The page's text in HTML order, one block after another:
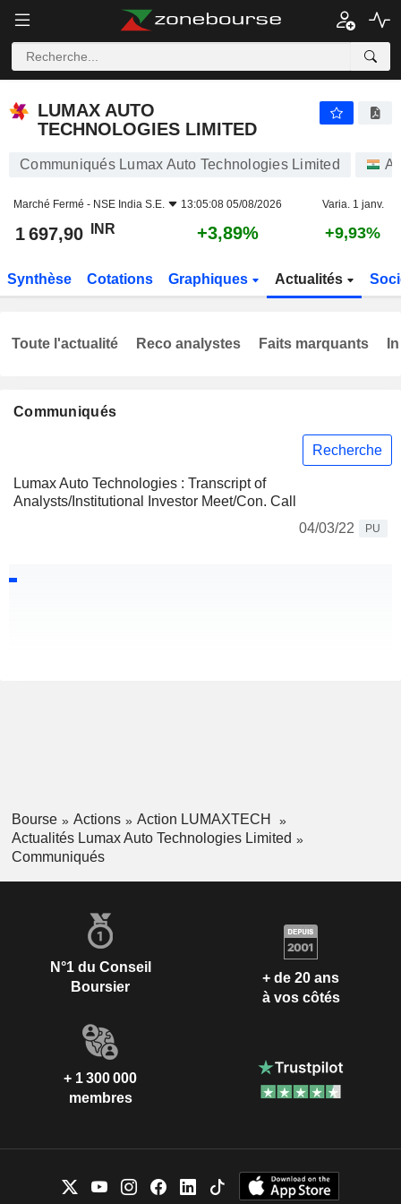
LUMAX AUTO
TECHNOLOGIES LIMITED
Communiqués Lumax Auto Technologies Limited
Marché Fermé - NSE India S.E. 13:05:08 05/08/2026 Varia. 1 janv.
1 697,90 INR +3,89% +9,93%
Synthèse Cotations Graphiques Actualités
Communiqués
Recherche
Lumax Auto Technologies : Transcript of
Analysts/Institutional Investor Meet/Con. Call
04/03/22
PU
Toute l'actualité Reco analystes Faits marquants
Bourse Actions
Action LUMAXTECH
Actualités Lumax Auto Technologies Limited
Communiqués
N°1 du Conseil
Boursier
+ de 20 ans
à vos côtés
+ 1 300 000
membres